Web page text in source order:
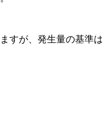
すが、発生量の基準